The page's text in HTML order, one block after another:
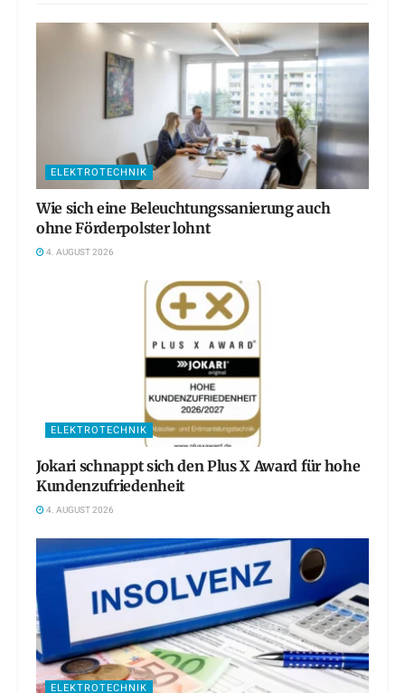
ELEKTROTECHNIK
Wie sich eine Beleuchtungssanierung auch
ohne Förderpolster lohnt
4. AUGUST 2026
ELEKTROTECHNIK
Jokari schnappt sich den Plus X Award für hohe
Kundenzufriedenheit
4. AUGUST 2026
ELEKTROTECHNIK